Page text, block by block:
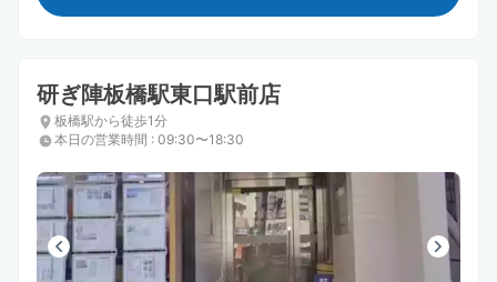
研ぎ陣板橋駅東口駅前店
板橋駅から徒歩1分
本日の営業時間 : 09:30〜18:30